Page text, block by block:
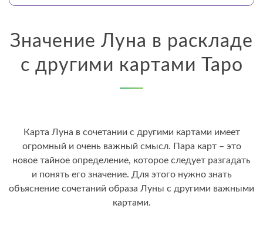
Значение Луна в раскладе
с другими картами Таро
Карта Луна в сочетании с другими картами имеет
огромный и очень важный смысл. Пара карт – это
новое тайное определение, которое следует разгадать
и понять его значение. Для этого нужно знать
объяснение сочетаний образа Луны с другими важными
картами.